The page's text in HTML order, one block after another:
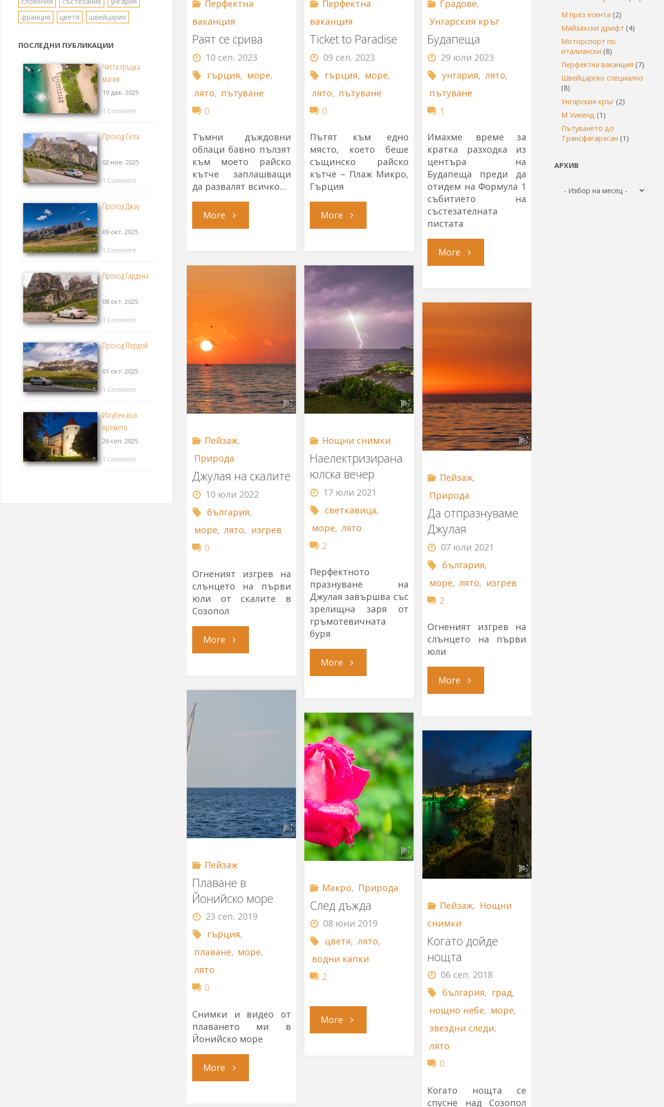
Перфектна
ваканция
Раят се срива
10 сеп. 2023
гърция, море,
лято, пътуване
0
Тъмни дъждовни
облаци бавно пълзят
към моето райско
кътче заплашващи
да развалят всичко…
More"Раят
срива"
Перфектна
ваканция
Ticket to Paradise
09 сеп. 2023
гърция, море,
лято, пътуване
0
Пътят към едно
място, което беше
същинско райско
кътче – Плаж Микро,
Гърция
More"Ticket
Paradise"
Градове,
Унгарския кръг
Будапеща
29 юли 2023
унгария, лято,
пътуване
1
Имахме време за
кратка разходка из
центъра на
Будапеща преди да
отидем на Формула 1
събитието на
състезателната
пистата
More"Будапеща"
Пейзаж,
Природа
Джулая на скалите
10 юли 2022
българия,
море, лято, изгрев
0
Огненият изгрев на
слънцето на първи
юли от скалите в
Созопол
More"Джулая
скалите"
Нощни снимки
Наелектризирана
юлска вечер
17 юли 2021
светкавица,
море, лято
2
Перфектното
празнуване на
Джулая завършва със
зрелищна заря от
гръмотевичната
буря
More"Наелектризирана
вечер"
Пейзаж,
Природа
Да отпразнуваме
Джулая
07 юли 2021
българия,
море, лято, изгрев
2
Огненият изгрев на
слънцето на първи
юли
More"Да
Джулая"
Пейзаж
Плаване в
Йонийско море
23 сеп. 2019
гърция,
плаване, море,
лято
0
Снимки и видео от
плаването ми в
Йонийско море
More"Плаване
Макро, Природа
След дъжда
08 юни 2019
цветя, лято,
водни капки
2
More"След
Пейзаж, Нощни
снимки
Когато дойде
нощта
06 сеп. 2018
българия, град,
нощно небе, море,
звездни следи,
лято
0
Когато нощта се
спусне над Созопол
франция
цветя швейцария
ПОСЛЕДНИ ПУБЛИКАЦИИ
Чиста гръцка
магия
19 дек. 2025
1 Comment
Проход Села
02 ное. 2025
1 Comment
Проход Джау
09 окт. 2025
1 Comment
Проход Гардена
08 окт. 2025
1 Comment
Проход Пордой
01 окт. 2025
1 Comment
Изгубен във
времето
26 сеп. 2025
1 Comment
М през есента (2)
Майзахски дрифт (4)
Моторспорт по
италиански (8)
Перфектна ваканция (7)
Швейцарско специално
(8)
Унгарския кръг (2)
М Уикенд (1)
Пътуването до
Трансфагарасан (1)
АРХИВ